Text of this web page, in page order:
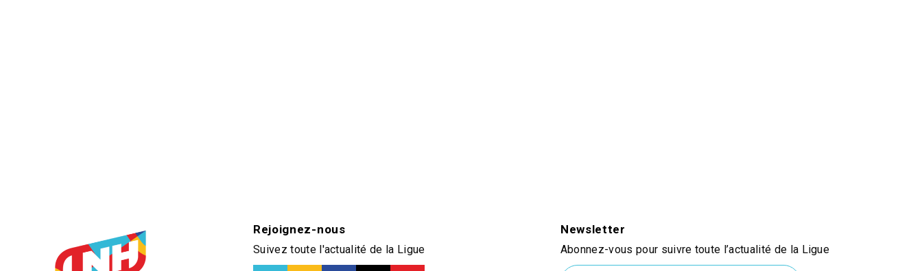
Rejoignez-nous
Suivez toute l'actualité de la Ligue
Newsletter
Abonnez-vous pour suivre toute l’actualité de la Ligue